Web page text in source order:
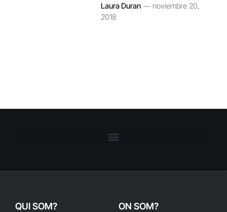
Laura Duran
noviembre 20,
2018
QUI SOM? ON SOM?